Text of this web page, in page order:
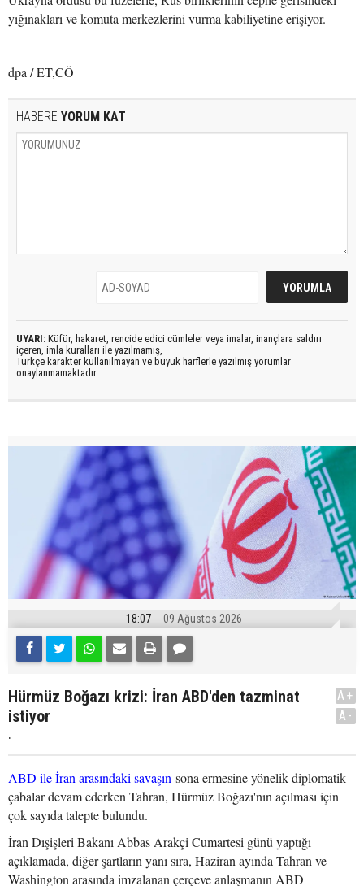
yığınakları ve komuta merkezlerini vurma kabiliyetine erişiyor.
dpa / ET,CÖ
HABERE YORUM KAT
UYARI: Küfür, hakaret, rencide edici cümleler veya imalar, inançlara saldırı
içeren, imla kuralları ile yazılmamış,
Türkçe karakter kullanılmayan ve büyük harflerle yazılmış yorumlar
onaylanmamaktadır.
18:07 09 Ağustos 2026
Hürmüz Boğazı krizi: İran ABD'den tazminat
istiyor
.
A+
A-
ABD ile İran arasındaki savaşın sona ermesine yönelik diplomatik
çabalar devam ederken Tahran, Hürmüz Boğazı'nın açılması için
çok sayıda talepte bulundu.
İran Dışişleri Bakanı Abbas Arakçi Cumartesi günü yaptığı
açıklamada, diğer şartların yanı sıra, Haziran ayında Tahran ve
Washington arasında imzalanan çerçeve anlaşmanın ABD